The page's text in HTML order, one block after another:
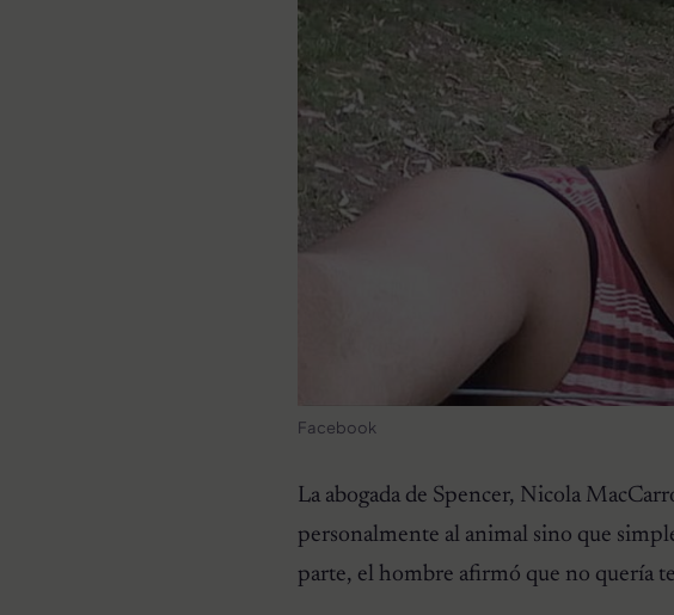
Facebook
La abogada de Spencer, Nicola
personalmente al animal sino que
parte, el hombre afirmó que no quería